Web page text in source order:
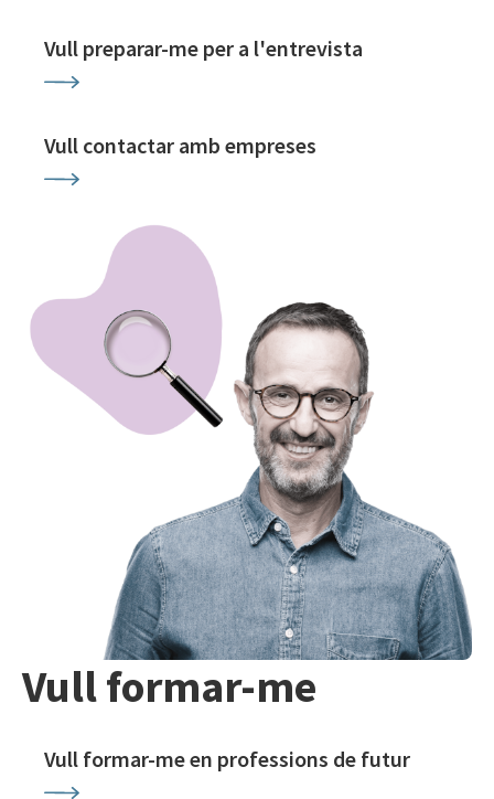
Vull preparar-me per a l'entrevista
Vull contactar amb empreses
Vull formar-me
Vull formar-me en professions de futur